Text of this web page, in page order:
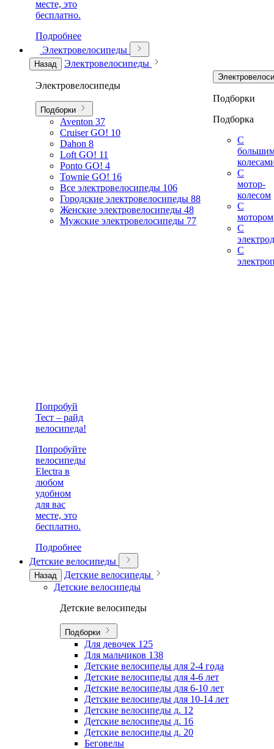
месте, это
бесплатно.
Подробнее
Электровелосипеды
Назад Электровелосипеды
Электровелосипеды
Подборки
Aventon 37
Cruiser GO! 10
Dahon 8
Loft GO! 11
Ponto GO! 4
Townie GO! 16
Все электровелосипеды 106
Городские электровелосипеды 88
Женские электровелосипеды 48
Мужские электровелосипеды 77
Подборки
Подборка
С
С
мотор-
колесом
С
мотором
С
С
Попробуй
Тест – райд
велосипеда!
Попробуйте
велосипеды
Electra в
любом
удобном
для вас
месте, это
бесплатно.
Подробнее
Детские велосипеды
Назад
Детские велосипеды
Детские велосипеды
Детские велосипеды
Подборки
Для девочек 125
Для мальчиков 138
Детские велосипеды для 2-4 года
Детские велосипеды для 4-6 лет
Детские велосипеды для 6-10 лет
Детские велосипеды для 10-14 лет
Детские велосипеды д. 12
Детские велосипеды д. 16
Детские велосипеды д. 20
Беговелы